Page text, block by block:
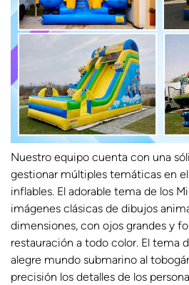
Nuestro equipo cuenta con una
gestionar múltiples temáticas en
inflables. El adorable tema de los
imágenes clásicas de dibujos
dimensiones, con ojos grandes y
restauración a todo color. El tema
alegre mundo submarino al
precisión los detalles de los